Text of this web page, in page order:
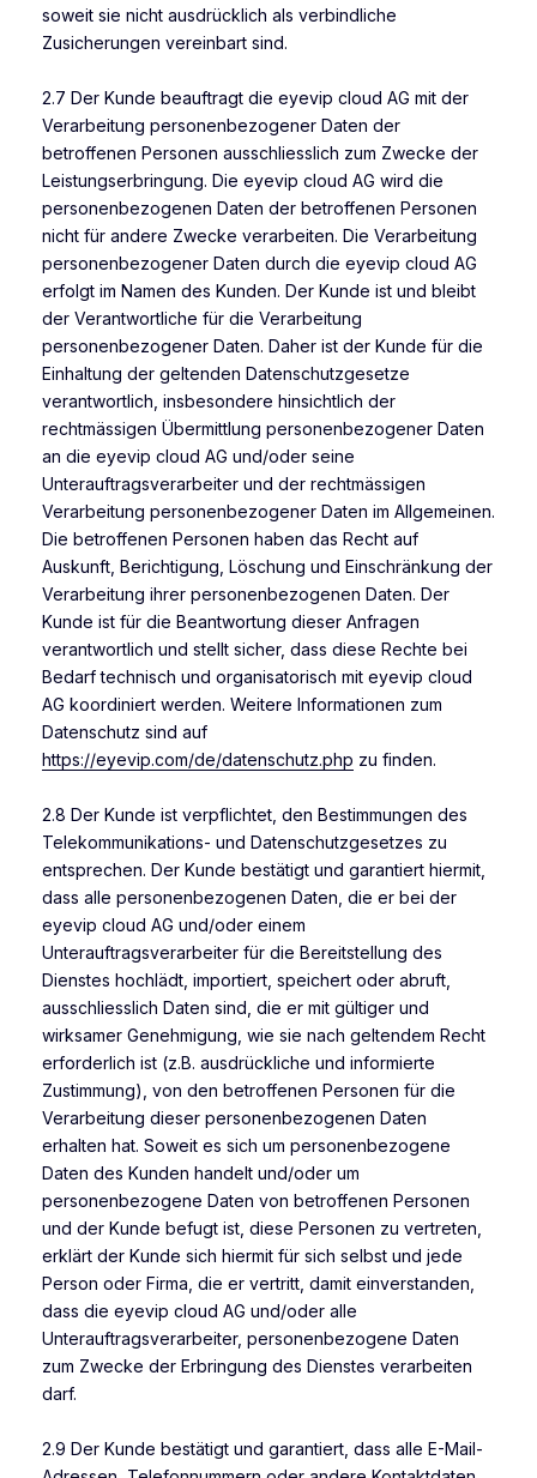
soweit sie nicht ausdrücklich als verbindliche
Zusicherungen vereinbart sind.
2.7 Der Kunde beauftragt die eyevip cloud AG mit der
Verarbeitung personenbezogener Daten der
betroffenen Personen ausschliesslich zum Zwecke der
Leistungserbringung. Die eyevip cloud AG wird die
personenbezogenen Daten der betroffenen Personen
nicht für andere Zwecke verarbeiten. Die Verarbeitung
personenbezogener Daten durch die eyevip cloud AG
erfolgt im Namen des Kunden. Der Kunde ist und bleibt
der Verantwortliche für die Verarbeitung
personenbezogener Daten. Daher ist der Kunde für die
Einhaltung der geltenden Datenschutzgesetze
verantwortlich, insbesondere hinsichtlich der
rechtmässigen Übermittlung personenbezogener Daten
an die eyevip cloud AG und/oder seine
Unterauftragsverarbeiter und der rechtmässigen
Verarbeitung personenbezogener Daten im Allgemeinen.
Die betroffenen Personen haben das Recht auf
Auskunft, Berichtigung, Löschung und Einschränkung der
Verarbeitung ihrer personenbezogenen Daten. Der
Kunde ist für die Beantwortung dieser Anfragen
verantwortlich und stellt sicher, dass diese Rechte bei
Bedarf technisch und organisatorisch mit eyevip cloud
AG koordiniert werden. Weitere Informationen zum
Datenschutz sind auf
https://eyevip.com/de/datenschutz.php zu finden.
2.8 Der Kunde ist verpflichtet, den Bestimmungen des
Telekommunikations- und Datenschutzgesetzes zu
entsprechen. Der Kunde bestätigt und garantiert hiermit,
dass alle personenbezogenen Daten, die er bei der
eyevip cloud AG und/oder einem
Unterauftragsverarbeiter für die Bereitstellung des
Dienstes hochlädt, importiert, speichert oder abruft,
ausschliesslich Daten sind, die er mit gültiger und
wirksamer Genehmigung, wie sie nach geltendem Recht
erforderlich ist (z.B. ausdrückliche und informierte
Zustimmung), von den betroffenen Personen für die
Verarbeitung dieser personenbezogenen Daten
erhalten hat. Soweit es sich um personenbezogene
Daten des Kunden handelt und/oder um
personenbezogene Daten von betroffenen Personen
und der Kunde befugt ist, diese Personen zu vertreten,
erklärt der Kunde sich hiermit für sich selbst und jede
Person oder Firma, die er vertritt, damit einverstanden,
dass die eyevip cloud AG und/oder alle
Unterauftragsverarbeiter, personenbezogene Daten
zum Zwecke der Erbringung des Dienstes verarbeiten
darf.
2.9 Der Kunde bestätigt und garantiert, dass alle E-Mail-